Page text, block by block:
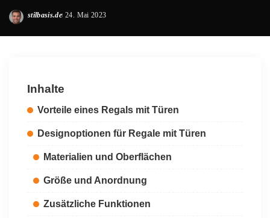
Posted
stilbasis.de 24. Mai 2023
Inhalte
Vorteile eines Regals mit Türen
Designoptionen für Regale mit Türen
Materialien und Oberflächen
Größe und Anordnung
Zusätzliche Funktionen